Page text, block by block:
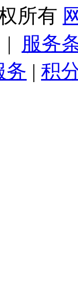
所有
| 服务
务 | 积